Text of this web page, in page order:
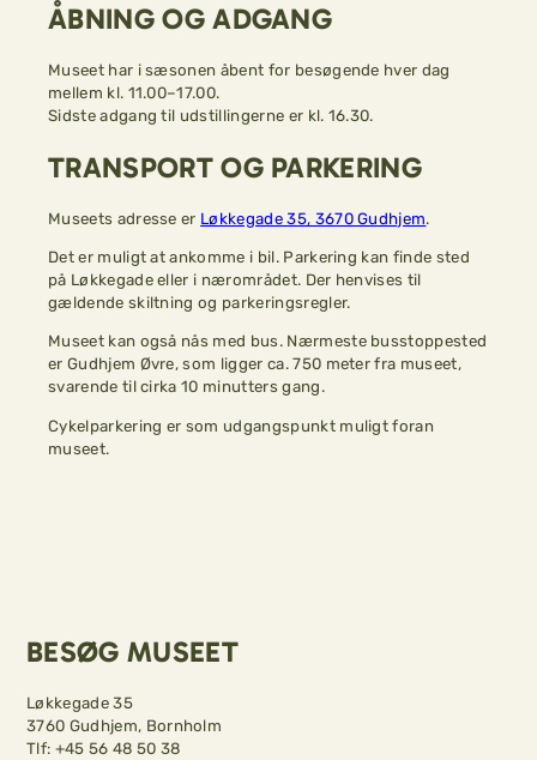
ÅBNING OG ADGANG
Museet har i sæsonen åbent for besøgende hver dag
mellem kl. 11.00–17.00.
Sidste adgang til udstillingerne er kl. 16.30.
TRANSPORT OG PARKERING
Museets adresse er Løkkegade 35, 3670 Gudhjem.
Det er muligt at ankomme i bil. Parkering kan finde sted
på Løkkegade eller i nærområdet. Der henvises til
gældende skiltning og parkeringsregler.
Museet kan også nås med bus. Nærmeste busstoppested
er Gudhjem Øvre, som ligger ca. 750 meter fra museet,
svarende til cirka 10 minutters gang.
Cykelparkering er som udgangspunkt muligt foran
museet.
BESØG MUSEET
Løkkegade 35
3760 Gudhjem, Bornholm
Tlf: +45 56 48 50 38